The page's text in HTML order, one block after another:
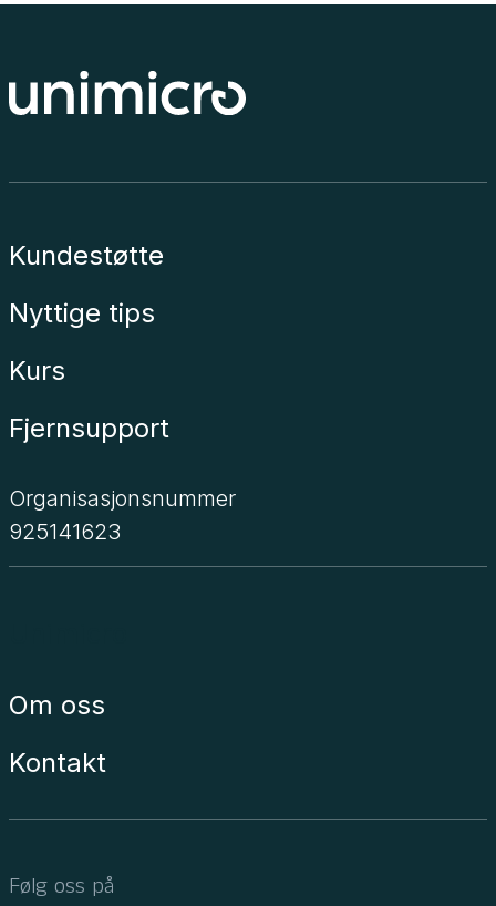
Kundestøtte
Nyttige tips
Kurs
Fjernsupport
Organisasjonsnummer
925141623
Om oss
Kontakt
Følg oss på